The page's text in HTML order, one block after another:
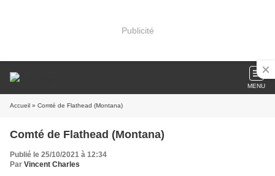
Publicité
MENU
Accueil » Comté de Flathead (Montana)
Comté de Flathead (Montana)
Publié le 25/10/2021 à 12:34
Par Vincent Charles